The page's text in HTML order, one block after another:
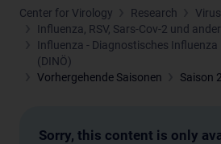
Center for Virology Research
Influenza, RSV, Sars-Cov-2 und
Influenza - Diagnostisches
(DINÖ)
Vorhergehende Saisonen
Saison
Sorry, this content is only